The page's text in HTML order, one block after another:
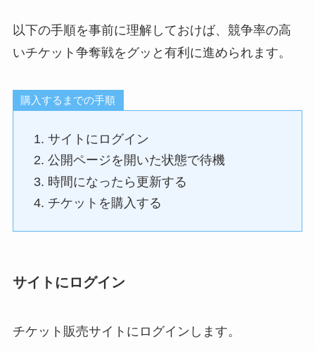
以下の手順を事前に理解しておけば、競争率の高
いチケット争奪戦をグッと有利に進められます。
購入するまでの手順
サイトにログイン
公開ページを開いた状態で待機
時間になったら更新する
チケットを購入する
サイトにログイン
チケット販売サイトにログインします。